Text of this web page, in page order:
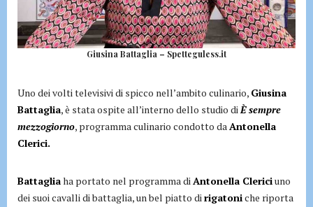
Giusina Battaglia – Spetteguless.it
Uno dei volti televisivi di spicco nell’ambito culinario, Giusina
Battaglia, è stata ospite all’interno dello studio diÈ sempre
mezzogiorno, programma culinario condotto daAntonella
Clerici.
Battagliaha portato nel programma diAntonella Clericiuno
dei suoi cavalli di battaglia, un bel piatto dirigatoniche riporta